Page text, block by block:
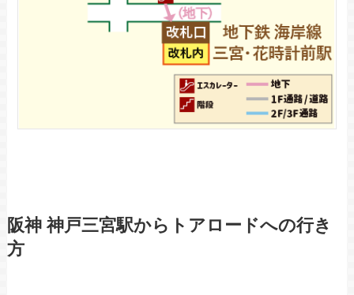
阪神 神戸三宮駅からトアロードへの行き
方